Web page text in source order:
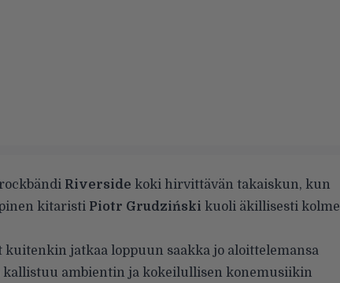
Riverside koki hirvittävän takaiskun, kun
kitaristi Piotr Grudziński kuoli äkillisesti kolme
kuitenkin jatkaa loppuun saakka jo aloittelemansa
kallistuu ambientin ja kokeilullisen konemusiikin